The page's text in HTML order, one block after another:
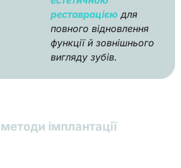
реставрацієюдля
повного відновлення
функції й зовнішнього
вигляду зубів.
імплантації